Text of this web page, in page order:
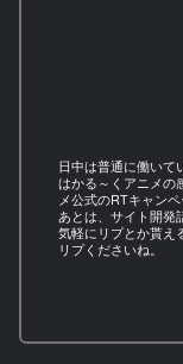
日中は普通に働いて
はかる～くアニメの
メ公式のRTキャン
あとは、サイト開発
気軽にリプとか貰え
リプくださいね。